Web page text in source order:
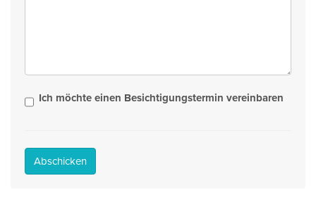
Ich möchte einen Besichtigungstermin vereinbaren
Abschicken